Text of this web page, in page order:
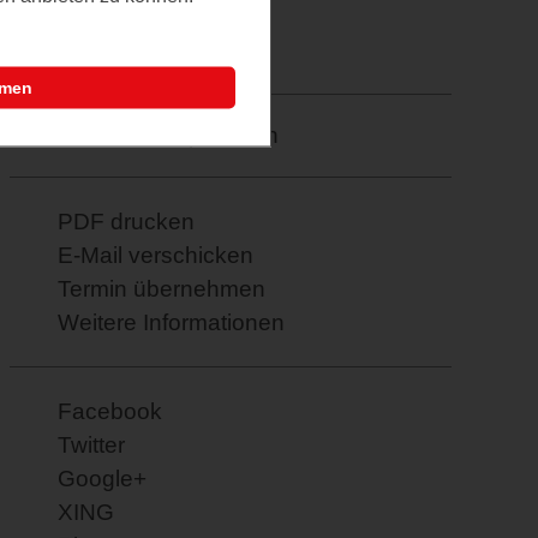
Merkzettel: speichern
PDF drucken
E-Mail verschicken
Termin übernehmen
Weitere Informationen
Facebook
Twitter
Google+
XING